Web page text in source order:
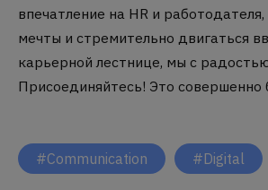
впечатление на HR и
мечты и стремительно двигаться
карьерной лестнице, мы с
Присоединяйтесь! Это совершенно
#Communication #Digital